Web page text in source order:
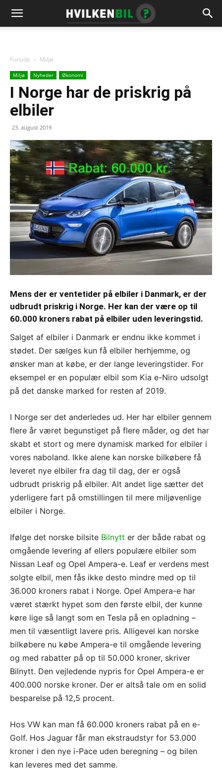
Forside Miljø
Miljø Nyheder Økonomi
I Norge har de priskrig på
elbiler
23. august 2019
Mens der er ventetider på elbiler i Danmark, er der
udbrudt priskrig i Norge. Her kan der være op til
60.000 kroners rabat på elbiler uden leveringstid.
Salget af elbiler i Danmark er endnu ikke kommet i
stødet. Der sælges kun få elbiler herhjemme, og
ønsker man at købe, er der lange leveringstider. For
eksempel er en populær elbil som Kia e-Niro udsolgt
på det danske marked for resten af 2019.
I Norge ser det anderledes ud. Her har elbiler gennem
flere år været begunstiget på flere måder, og det har
skabt et stort og mere dynamisk marked for elbiler i
vores naboland. Ikke alene kan norske bilkøbere få
leveret nye elbiler fra dag til dag, der er også
udbrudt priskrig på elbiler. Alt andet lige sætter det
yderligere fart på omstillingen til mere miljøvenlige
elbiler i Norge.
Ifølge det norske bilsite Bilnytt er der både rabat og
omgående levering af ellers populære elbiler som
Nissan Leaf og Opel Ampera-e. Leaf er verdens mest
solgte elbil, men fås ikke desto mindre med op til
36.000 kroners rabat i Norge. Opel Ampera-e har
været stærkt hypet som den første elbil, der kunne
køre lige så langt som en Tesla på en opladning –
men til væsentligt lavere pris. Alligevel kan norske
bilkøbere nu købe Ampera-e til omgående levering
og med rabatter på op til 50.000 kroner, skriver
Bilnytt. Den vejledende nypris for Opel Ampera-e er
400.000 norske kroner. Der er altså tale om en solid
besparelse på 12,5 procent.
Hos VW kan man få 60.000 kroners rabat på en e-
Golf. Hos Jaguar får man ekstraudstyr for 53.000
kroner i den nye i-Pace uden beregning – og bilen
kan leveres med det samme.